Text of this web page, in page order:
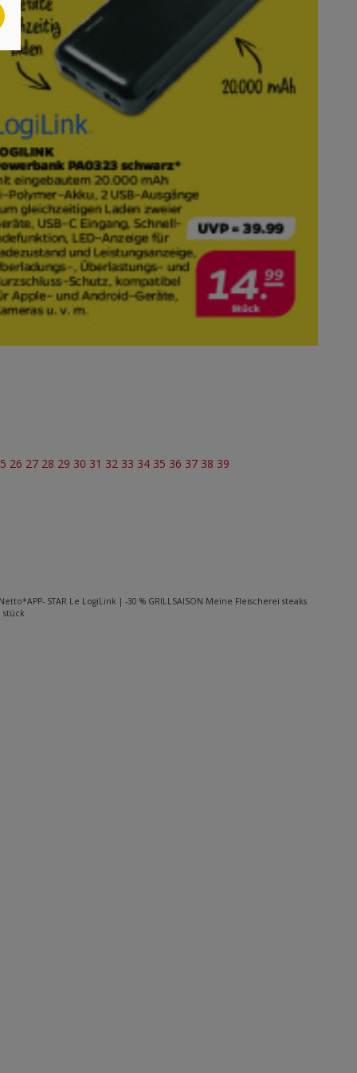
26 27 28 29 30 31 32 33 34 35 36 37 38 39
STAR Le LogiLink | -30 % GRILLSAISON Meine Fleischerei steaks
stück